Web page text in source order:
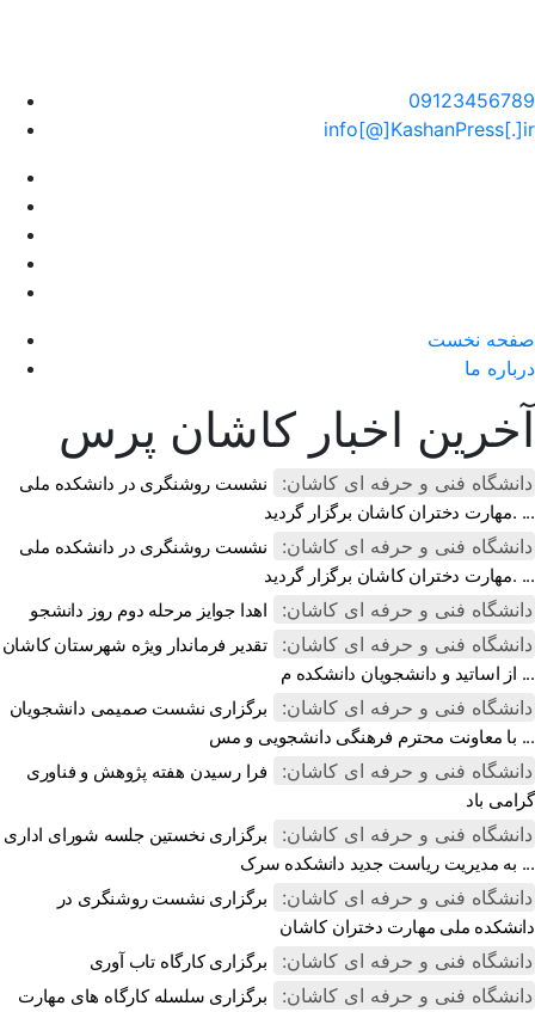
09123456789
info[@]KashanPress[.]ir
صفحه نخست
درباره ما
آخرین اخبار کاشان پرس
دانشگاه فنی و حرفه ای کاشان:
نشست روشنگری در دانشکده ملی
مهارت دختران کاشان برگزار گردید. ...
دانشگاه فنی و حرفه ای کاشان:
نشست روشنگری در دانشکده ملی
مهارت دختران کاشان برگزار گردید. ...
دانشگاه فنی و حرفه ای کاشان: اهدا جوایز مرحله دوم روز دانشجو
دانشگاه فنی و حرفه ای کاشان:
تقدیر فرماندار ویژه شهرستان کاشان
از اساتید و دانشجویان دانشکده م ...
دانشگاه فنی و حرفه ای کاشان:
برگزاری نشست صمیمی دانشجویان
با معاونت محترم فرهنگی دانشجویی و مس ...
دانشگاه فنی و حرفه ای کاشان:
فرا رسیدن هفته پژوهش و فناوری
گرامی باد
دانشگاه فنی و حرفه ای کاشان:
برگزاری نخستین جلسه شورای اداری
به مدیریت ریاست جدید دانشکده سرک ...
دانشگاه فنی و حرفه ای کاشان:
برگزاری نشست روشنگری در
دانشکده ملی مهارت دختران کاشان
دانشگاه فنی و حرفه ای کاشان: برگزاری کارگاه تاب آوری
دانشگاه فنی و حرفه ای کاشان:
برگزاری سلسله کارگاه های مهارت